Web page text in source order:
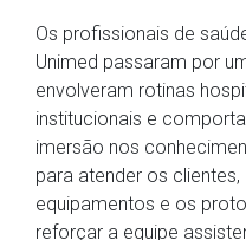
Os profissionais de
Unimed passaram por
envolveram rotinas
institucionais e
imersão nos
para atender os
equipamentos e os
reforçar a equipe